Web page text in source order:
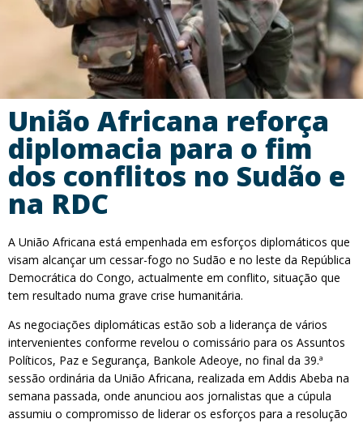
União Africana reforça
diplomacia para o fim
dos conflitos no Sudão e
na RDC
A União Africana está empenhada em esforços diplomáticos que
visam alcançar um cessar-fogo no Sudão e no leste da República
Democrática do Congo, actualmente em conflito, situação que
tem resultado numa grave crise humanitária.
As negociações diplomáticas estão sob a liderança de vários
intervenientes conforme revelou o comissário para os Assuntos
Políticos, Paz e Segurança, Bankole Adeoye, no final da 39.ª
sessão ordinária da União Africana, realizada em Addis Abeba na
semana passada, onde anunciou aos jornalistas que a cúpula
assumiu o compromisso de liderar os esforços para a resolução